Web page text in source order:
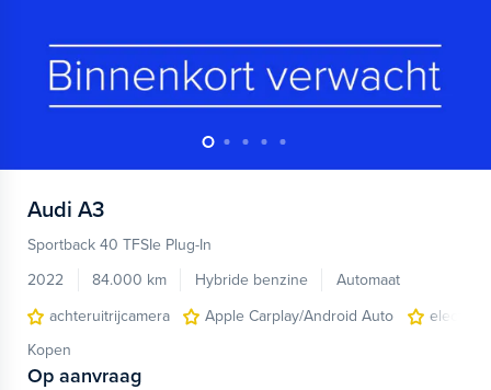
Audi A3
Sportback 40 TFSIe Plug-In
2022
84.000 km Hybride benzine
Automaat
achteruitrijcamera
Apple Carplay/Android Auto
Kopen
Op aanvraag